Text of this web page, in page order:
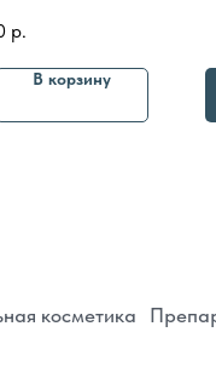
АКНЕ
р.
В корзину
Препараты косметолога